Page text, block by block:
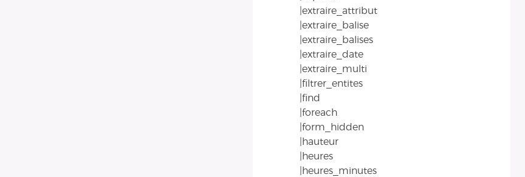
|extraire_attribut
|extraire_balise
|extraire_balises
|extraire_date
|extraire_multi
|filtrer_entites
|find
|foreach
|form_hidden
|hauteur
|heures
|heures_minutes